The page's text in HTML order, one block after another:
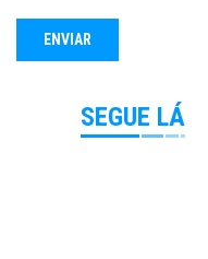
SEGUE LÁ